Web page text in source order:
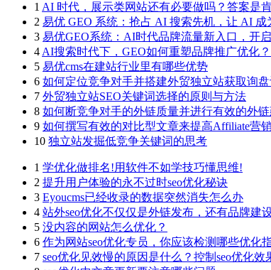
1 AI 时代，展示类网站还有必要做吗？答案是
2 易优 GEO 系统：抢占 AI 搜索先机，让 AI 成
3 易优GEO系统：AI时代品牌流量新入口，开
4 AI搜索时代下，GEO如何重塑品牌推广优化
5 易优cms在建站行业里有哪些优势
6 如何定位竞争对手并搭建外贸独立站获取询
7 外贸独立站SEO关键词选择的原则与方法
8 如何断竞争对手的外链质量并进行有效的外
9 如何撰写有效的对比型文章来提高Affiliate营
10 独立站发掘低竞争关键词的思考
1 学优化做排名!用软件不如学技巧懂思维!
2 提升用户体验的永不过时seo优化秘诀
3 Eyoucms已经收录的数据突然消失怎么办
4 站外seo优化不仅仅是外链发布，还有品牌建
5 没内容的网站怎么优化？
6 作为网站seo优化专员，你应该检测哪些优化
7 seo优化见效慢的原因是什么？控制seo优化效